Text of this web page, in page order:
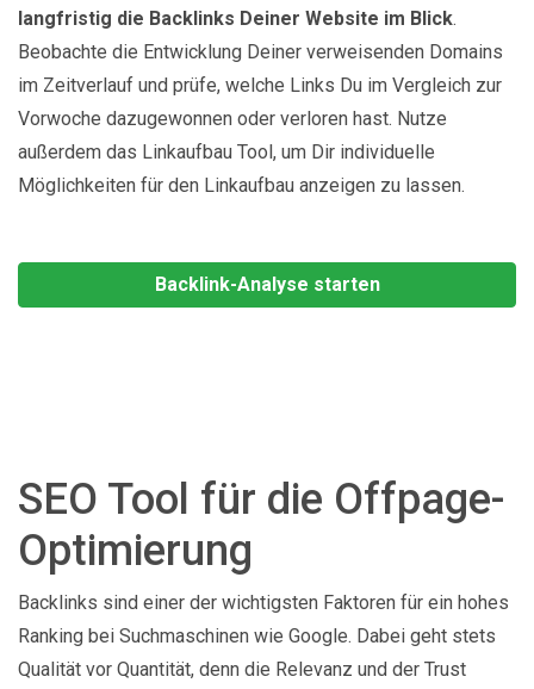
langfristig die Backlinks Deiner Website im Blick.
Beobachte die Entwicklung Deiner verweisenden Domains
im Zeitverlauf und prüfe, welche Links Du im Vergleich zur
Vorwoche dazugewonnen oder verloren hast. Nutze
außerdem das Linkaufbau Tool, um Dir individuelle
Möglichkeiten für den Linkaufbau anzeigen zu lassen.
Backlink-Analyse starten
SEO Tool für die Offpage-
Optimierung
Backlinks sind einer der wichtigsten Faktoren für ein hohes
Ranking bei Suchmaschinen wie Google. Dabei geht stets
Qualität vor Quantität, denn die Relevanz und der Trust